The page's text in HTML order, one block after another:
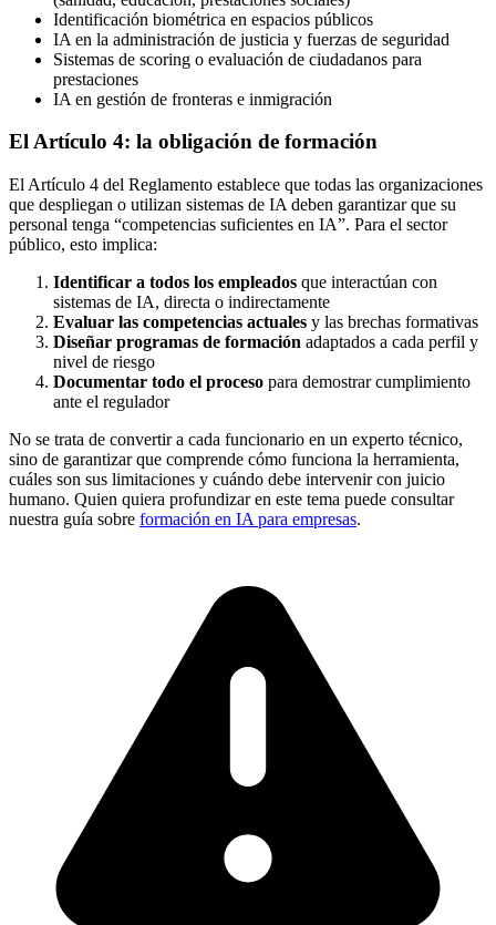
Identificación biométrica en espacios públicos
IA en la administración de justicia y fuerzas de seguridad
Sistemas de scoring o evaluación de ciudadanos para
prestaciones
IA en gestión de fronteras e inmigración
El Artículo 4: la obligación de formación
El Artículo 4 del Reglamento establece que todas las organizaciones
que despliegan o utilizan sistemas de IA deben garantizar que su
personal tenga “competencias suficientes en IA”. Para el sector
público, esto implica:
Identificar a todos los empleados que interactúan con
sistemas de IA, directa o indirectamente
Evaluar las competencias actuales y las brechas formativas
Diseñar programas de formación adaptados a cada perfil y
nivel de riesgo
Documentar todo el proceso para demostrar cumplimiento
ante el regulador
No se trata de convertir a cada funcionario en un experto técnico,
sino de garantizar que comprende cómo funciona la herramienta,
cuáles son sus limitaciones y cuándo debe intervenir con juicio
humano. Quien quiera profundizar en este tema puede consultar
nuestra guía sobre formación en IA para empresas.